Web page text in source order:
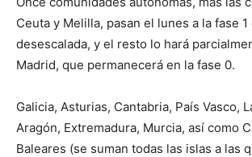
Ceuta y Melilla, pasan el lunes a la fase 1
desescalada, y el resto lo hará
Madrid, que permanecerá en la fase 0.
Galicia, Asturias, Cantabria, País Vasco,
Aragón, Extremadura, Murcia, así como
Baleares (se suman todas las islas a las